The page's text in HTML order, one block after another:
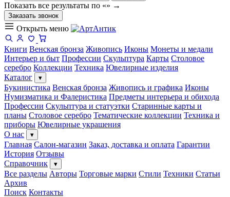
Показать все результаты по «» →
Заказать звонок
Открыть меню
Книги Венская бронза Живопись Иконы Монеты и медали
Интерьер и быт Профессии Скульптура Карты Столовое
серебро Коллекции Техника Ювелирные изделия
Каталог
▾
Букинистика Венская бронза Живопись и графика Иконы
Нумизматика и Фалеристика Предметы интерьера и обихода
Профессии Скульптура и статуэтки Старинные карты и
планы Столовое серебро Тематические коллекции Техника и
приборы Ювелирные украшения
О нас
▾
Главная Салон-магазин Заказ, доставка и оплата Гарантии
История Отзывы
Справочник
▾
Все разделы Авторы Торговые марки Стили Техники Статьи
Архив
Поиск Контакты